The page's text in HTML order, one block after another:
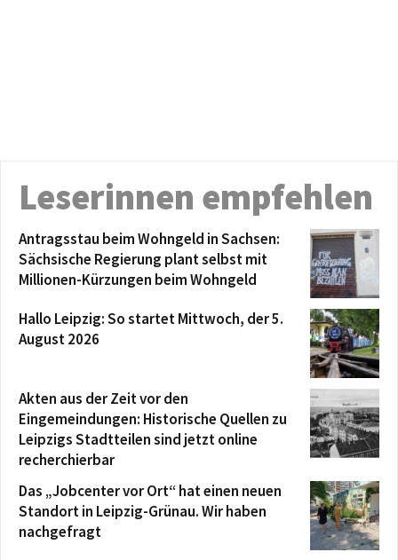
Leserinnen empfehlen
Antragsstau beim Wohngeld in Sachsen:
Sächsische Regierung plant selbst mit
Millionen-Kürzungen beim Wohngeld
Hallo Leipzig: So startet Mittwoch, der 5.
August 2026
Akten aus der Zeit vor den
Eingemeindungen: Historische Quellen zu
Leipzigs Stadtteilen sind jetzt online
recherchierbar
Das „Jobcenter vor Ort“ hat einen neuen
Standort in Leipzig-Grünau. Wir haben
nachgefragt